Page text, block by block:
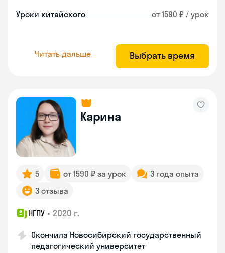
Уроки китайского от 1590 ₽ / урок
Читать дальше Выбрать время
Карина
5 от 1590 ₽ за урок
3 года опыта
3 отзыва
НГПУ • 2020 г.
Окончила Новосибирский государственный
педагогический университет